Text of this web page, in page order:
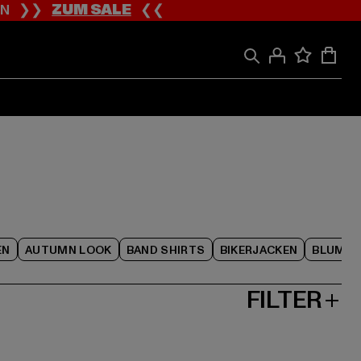
❯❯ZUM SALE❮❮
AUTUMN LOOK BAND SHIRTS BIKERJACKEN
FILTER